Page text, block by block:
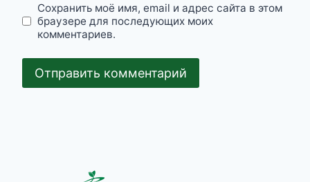
Сохранить моё имя, email и адрес сайта в этом
браузере для последующих моих
комментариев.